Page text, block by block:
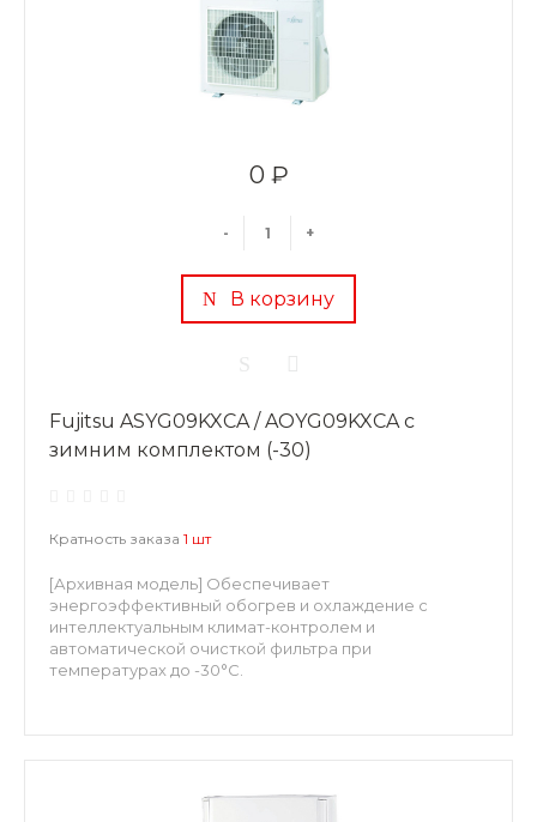
0 ₽
- +
В корзину
Fujitsu ASYG09KXCA / AOYG09KXCA с
зимним комплектом (-30)
Кратность заказа 1 шт
[Архивная модель] Обеспечивает
энергоэффективный обогрев и охлаждение с
интеллектуальным климат-контролем и
автоматической очисткой фильтра при
температурах до -30°С.